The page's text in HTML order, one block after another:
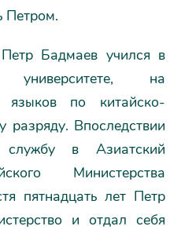
Петром.
Бадмаев учился в
университете, на
языков по китайско-
разряду. Впоследствии
в Азиатский
Министерства
пятнадцать лет Петр
и отдал себя